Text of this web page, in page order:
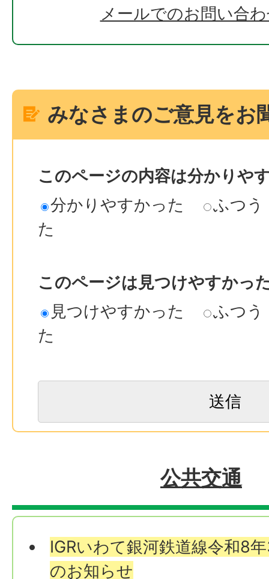
メールでのお問い合
みなさまのご意見をお
このページの内容は分かりや
分かりやすかった
ふつう
た
このページは見つけやすかっ
見つけやすかった
ふつう
た
公共交通
IGRいわて銀河鉄道線令和8
のお知らせ